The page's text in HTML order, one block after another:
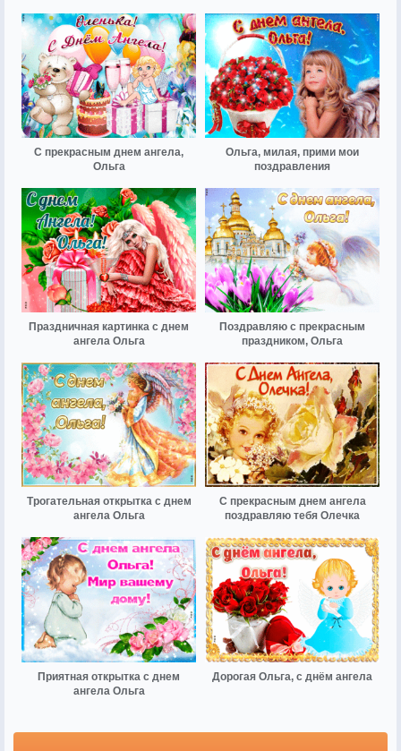
С прекрасным днем ангела,
Ольга
Ольга, милая, прими мои
поздравления
Праздничная картинка с днем
ангела Ольга
Поздравляю с прекрасным
праздником, Ольга
Трогательная открытка с днем
ангела Ольга
С прекрасным днем ангела
поздравляю тебя Олечка
Приятная открытка с днем
ангела Ольга
Дорогая Ольга, с днём ангела